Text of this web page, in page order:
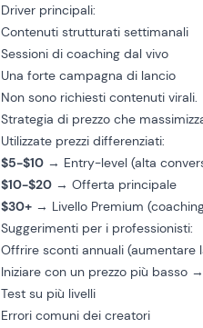
Driver principali:
Contenuti strutturati settimanali
Sessioni di coaching dal vivo
Una forte campagna di lancio
Non sono richiesti contenuti virali.
Strategia di prezzo che
Utilizzate prezzi differenziati:
$5-$10 → Entry-level (alta
$10-$20 → Offerta principale
$30+ → Livello Premium
Suggerimenti per i professionisti:
Offrire sconti annuali (aumentare
Iniziare con un prezzo più basso
Test su più livelli
Errori comuni dei creatori